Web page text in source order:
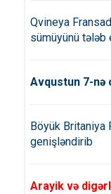
Qvineya
sümüyünü tələb
Avqustun 7-nə
Böyük Britaniya
genişləndirib
Arayik və